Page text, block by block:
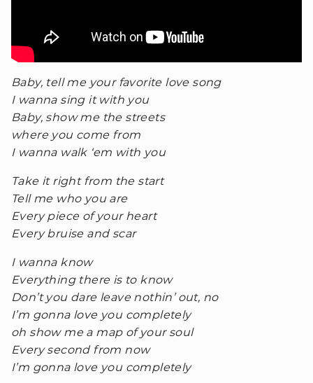
Baby, tell me your favorite love song
I wanna sing it with you
Baby, show me the streets
where you come from
I wanna walk ‘em with you
Take it right from the start
Tell me who you are
Every piece of your heart
Every bruise and scar
I wanna know
Everything there is to know
Don’t you dare leave nothin’ out, no
I’m gonna love you completely
oh show me a map of your soul
Every second from now
I’m gonna love you completely